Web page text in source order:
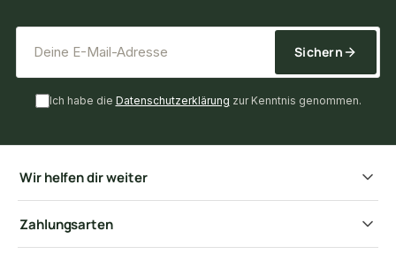
Sichern
Ich habe die Datenschutzerklärung zur Kenntnis genommen.
Wir helfen dir weiter
Zahlungsarten